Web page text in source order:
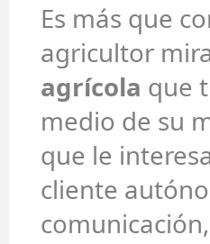
Es más que
agricultor
agrícola que
medio de su
que le
cliente